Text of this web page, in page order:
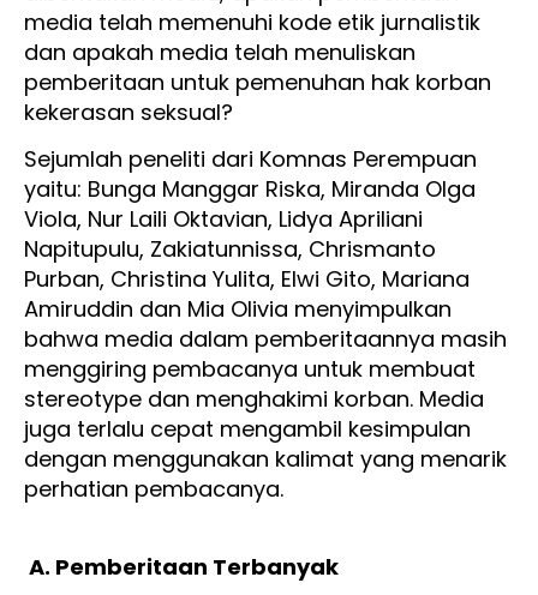
media telah memenuhi kode etik jurnalistik
dan apakah media telah menuliskan
pemberitaan untuk pemenuhan hak korban
kekerasan seksual?
Sejumlah peneliti dari Komnas Perempuan
yaitu: Bunga Manggar Riska, Miranda Olga
Viola, Nur Laili Oktavian, Lidya Apriliani
Napitupulu, Zakiatunnissa, Chrismanto
Purban, Christina Yulita, Elwi Gito, Mariana
Amiruddin dan Mia Olivia menyimpulkan
bahwa media dalam pemberitaannya masih
menggiring pembacanya untuk membuat
stereotype dan menghakimi korban. Media
juga terlalu cepat mengambil kesimpulan
dengan menggunakan kalimat yang menarik
perhatian pembacanya.
A. Pemberitaan Terbanyak